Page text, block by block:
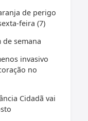
de perigo
feira (7)
semana
invasivo
no
Cidadã vai